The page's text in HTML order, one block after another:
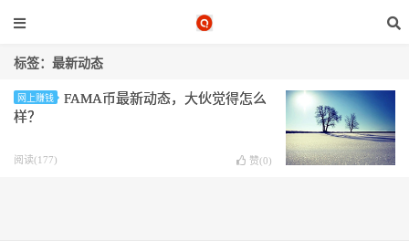
标签：最新动态
网上赚钱
FAMA币最新动态，大伙觉得怎么
样？
阅读(177) 赞(0)